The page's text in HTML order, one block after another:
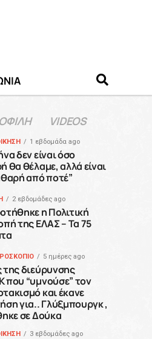
VIDEOS
1 εβδομάδα ago
δεν είναι όσο
θα θέλαμε, αλλά είναι
από ποτέ”
2 εβδομάδες ago
η Πολιτική
της ΕΛΑΣ – Τα 75
5 ημέρες ago
διεύρυνσης
που “υμνούσε” τον
και έκανε
για.. Γλύξμπουργκ ,
σε Δούκα
3 εβδομάδες ago